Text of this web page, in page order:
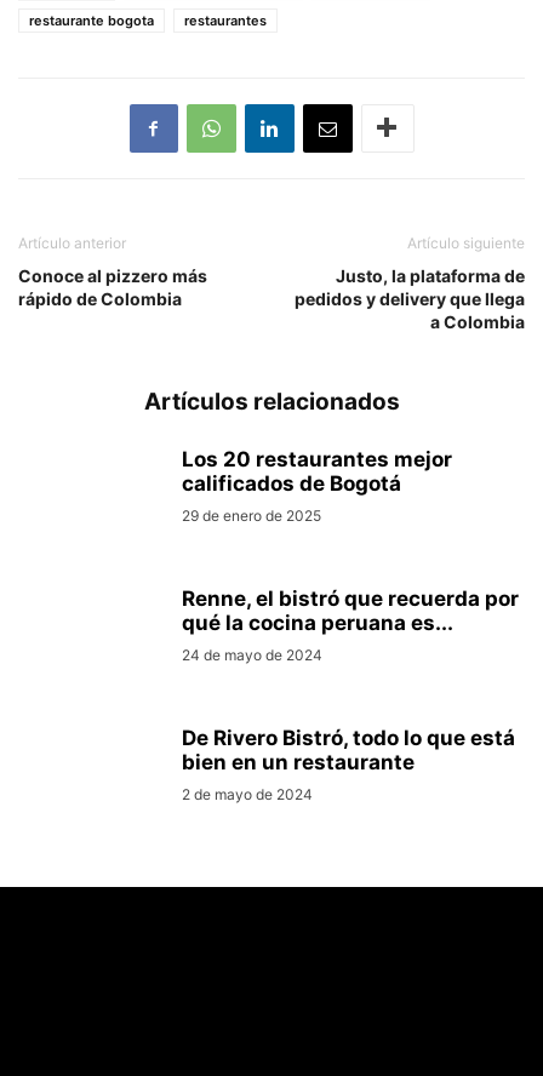
restaurante bogota
restaurantes
Artículo anterior
Conoce al pizzero más
rápido de Colombia
Artículo siguiente
Justo, la plataforma de
pedidos y delivery que llega
a Colombia
Artículos relacionados
Los 20 restaurantes mejor
calificados de Bogotá
29 de enero de 2025
Renne, el bistró que recuerda por
qué la cocina peruana es...
24 de mayo de 2024
De Rivero Bistró, todo lo que está
bien en un restaurante
2 de mayo de 2024